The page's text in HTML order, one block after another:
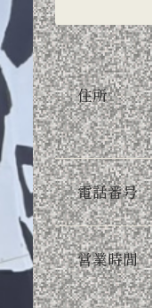
住所
電話番号
営業時間